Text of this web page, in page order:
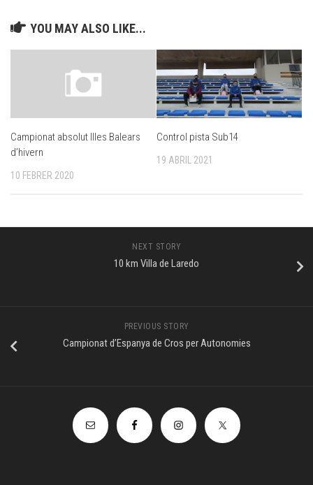
YOU MAY ALSO LIKE...
Campionat absolut Illes Balears
d’hivern
10 FEBRER 2020
Control pista Sub14
19 ABRIL 2021
NEXT STORY
10 km Villa de Laredo
PREVIOUS STORY
Campionat d’Espanya de Cros per Autonomies